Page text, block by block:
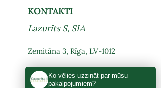
KONTAKTI
Lazurīts S, SIA
Zemitāna 3, Rīga, LV-1012
lazurits.s@inbox.lv
Ko vēlies uzzināt par mūsu
pakalpojumiem?